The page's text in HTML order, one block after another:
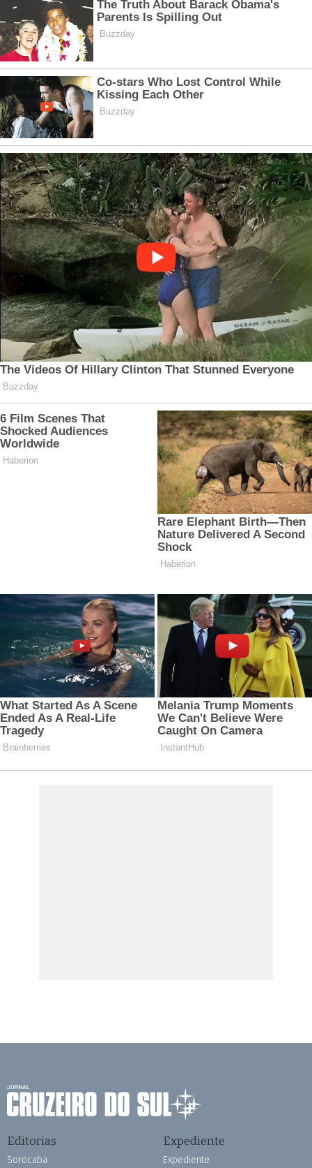
Editorias
Sorocaba
Expediente
Expediente